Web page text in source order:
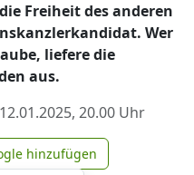
Freiheit des anderen
Wer
liefere die
aus.
12.01.2025, 20.00 Uhr
zu Google
hinzufügen